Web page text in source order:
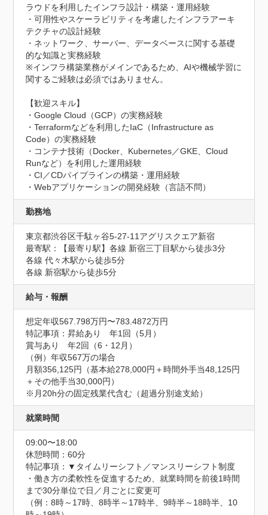
ラウドを利用したインフラ設計・構築・運用経験
・可用性やスケーラビリティを考慮したインフラアーキ
テクチャの設計経験
・ネットワーク、サーバー、データベースに関する基礎
的な知識と実務経験
※インフラ構築業務がメインであるため、AIや機械学習に
関するご経験は必須ではありません。
【歓迎スキル】
・Google Cloud（GCP）の実務経験
・Terraformなどを利用したIaC（Infrastructure as
Code）の実務経験
・コンテナ技術（Docker、Kubernetes／GKE、Cloud
Runなど）を利用した運用経験
・CI／CDパイプラインの構築・運用経験
・Webアプリケーションの開発経験（言語不問）
勤務地
東京都渋谷区千駄ヶ谷5-27-11アグリスクエア新宿
最寄駅：【最寄り駅】各線 新宿三丁目駅から徒歩3分
各線 代々木駅から徒歩5分
各線 新宿駅から徒歩5分
給与・報酬
想定年収567.798万円〜783.4872万円
特記事項：昇給あり　年1回（5月）
賞与あり　年2回（6・12月）
（例）年収567万の場合
月額356,125円（基本給278,000円＋時間外手当48,125円
＋その他手当30,000円）
※月20h分の固定残業代含む（超過分別途支給）
就業時間
09:00〜18:00
休憩時間：60分
特記事項：▼タイムリーシフト／マンスリーシフト制度
・働き方の柔軟性を促進するため、就業時間を前後1時間
まで30分単位で日／月ごとに変更可
（例：8時～17時、8時半～17時半、9時半～18時半、10